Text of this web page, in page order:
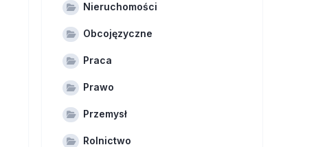
Nieruchomości
Obcojęzyczne
Praca
Prawo
Przemysł
Rolnictwo